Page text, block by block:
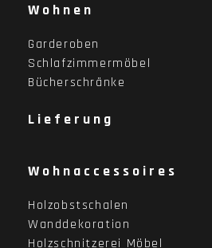
Wohnen
Garderoben
Schlafzimmermöbel
Bücherschränke
Lieferung
Wohnaccessoires
Holzobstschalen
Wanddekoration
Holzschnitzerei Möbel